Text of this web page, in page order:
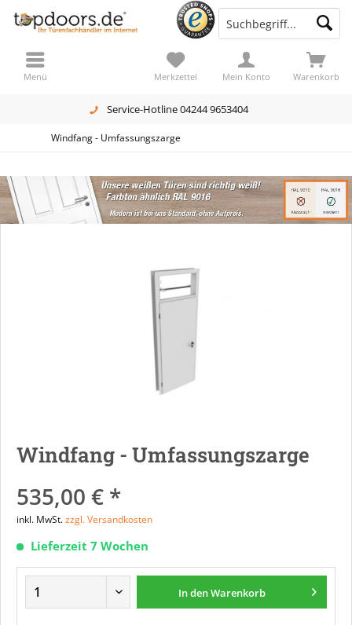
Service-Hotline 04244 9653404
Warenkorb
Merkzettel Mein Konto
Menü
Windfang - Umfassungszarge
Windfang - Umfassungszarge
535,00 € *
inkl. MwSt.zzgl. Versandkosten
Lieferzeit 7 Wochen
In denWarenkorb